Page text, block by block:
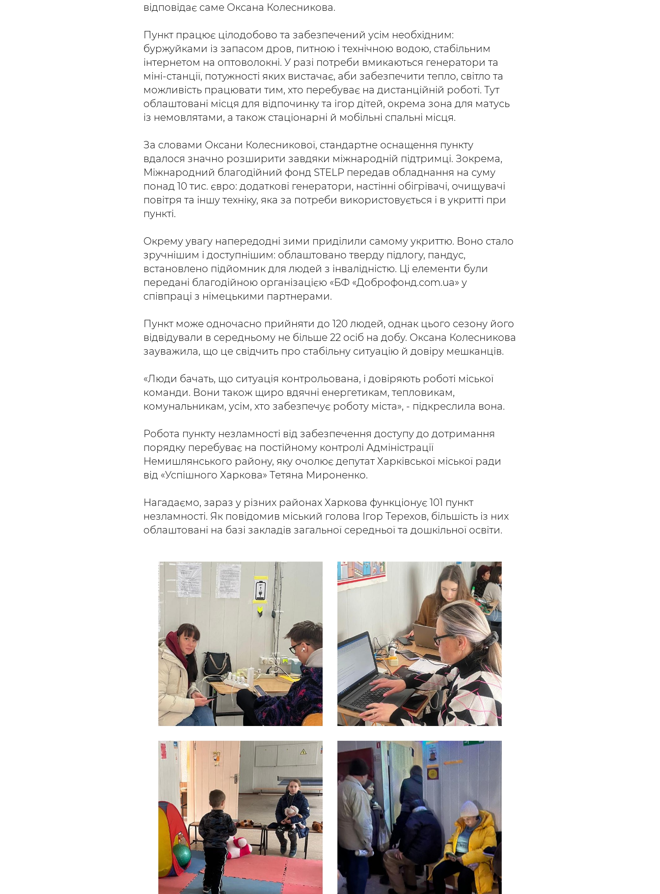
відповідає саме Оксана Колесникова.
Пункт працює цілодобово та забезпечений усім необхідним:
буржуйками із запасом дров, питною і технічною водою, стабільним
інтернетом на оптоволокні. У разі потреби вмикаються генератори та
міні-станції, потужності яких вистачає, аби забезпечити тепло, світло та
можливість працювати тим, хто перебуває на дистанційній роботі. Тут
облаштовані місця для відпочинку та ігор дітей, окрема зона для матусь
із немовлятами, а також стаціонарні й мобільні спальні місця.
За словами Оксани Колесникової, стандартне оснащення пункту
вдалося значно розширити завдяки міжнародній підтримці. Зокрема,
Міжнародний благодійний фонд STELP передав обладнання на суму
понад 10 тис. євро: додаткові генератори, настінні обігрівачі, очищувачі
повітря та іншу техніку, яка за потреби використовується і в укритті при
пункті.
Окрему увагу напередодні зими приділили самому укриттю. Воно стало
зручнішим і доступнішим: облаштовано тверду підлогу, пандус,
встановлено підйомник для людей з інвалідністю. Ці елементи були
передані благодійною організацією «БФ «Доброфонд.com.ua» у
співпраці з німецькими партнерами.
Пункт може одночасно прийняти до 120 людей, однак цього сезону його
відвідували в середньому не більше 22 осіб на добу. Оксана Колесникова
зауважила, що це свідчить про стабільну ситуацію й довіру мешканців.
«Люди бачать, що ситуація контрольована, і довіряють роботі міської
команди. Вони також щиро вдячні енергетикам, тепловикам,
комунальникам, усім, хто забезпечує роботу міста», - підкреслила вона.
Робота пункту незламності від забезпечення доступу до дотримання
порядку перебуває на постійному контролі Адміністрації
Немишлянського району, яку очолює депутат Харківської міської ради
від «Успішного Харкова» Тетяна Мироненко.
Нагадаємо, зараз у різних районах Харкова функціонує 101 пункт
незламності. Як повідомив міський голова Ігор Терехов, більшість із них
облаштовані на базі закладів загальної середньої та дошкільної освіти.